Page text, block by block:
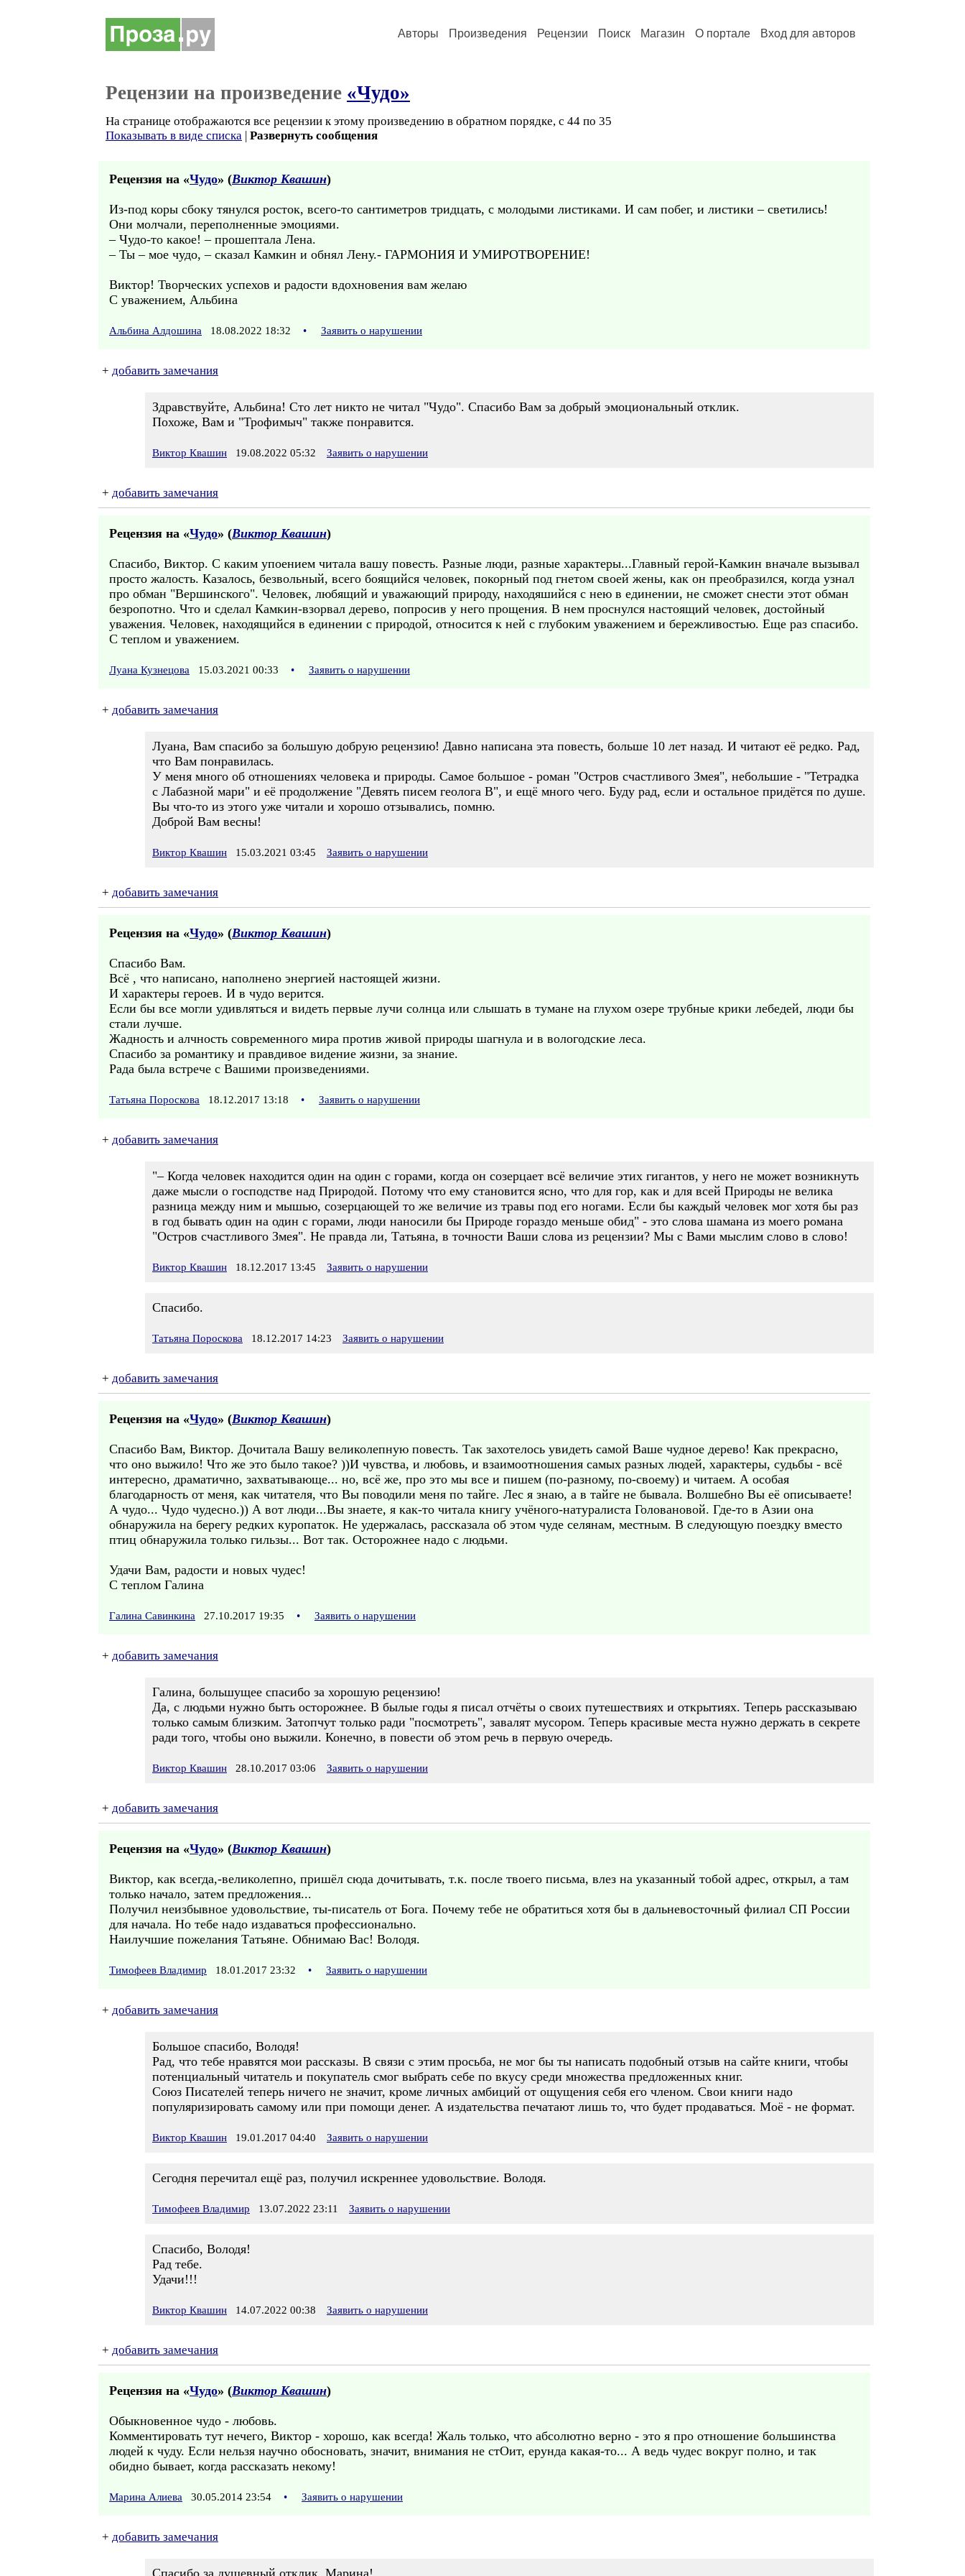
Авторы Произведения Рецензии Поиск Магазин О портале Вход для авторов
Рецензии на произведение «Чудо»
На странице отображаются все рецензии к этому произведению в обратном порядке, с 44 по 35
Показывать в виде списка | Развернуть сообщения
Рецензия на «Чудо» (Виктор Квашин)
Из-под коры сбоку тянулся росток, всего-то сантиметров тридцать, с молодыми листиками. И сам побег, и листики – светились!
Они молчали, переполненные эмоциями.
– Чудо-то какое! – прошептала Лена.
– Ты – мое чудо, – сказал Камкин и обнял Лену.- ГАРМОНИЯ И УМИРОТВОРЕНИЕ!
Виктор! Творческих успехов и радости вдохновения вам желаю
С уважением, Альбина
Альбина Алдошина 18.08.2022 18:32 • Заявить о нарушении
+ добавить замечания
Здравствуйте, Альбина! Сто лет никто не читал "Чудо". Спасибо Вам за добрый эмоциональный отклик.
Похоже, Вам и "Трофимыч" также понравится.
Виктор Квашин 19.08.2022 05:32 Заявить о нарушении
+ добавить замечания
Рецензия на «Чудо» (Виктор Квашин)
Спасибо, Виктор. С каким упоением читала вашу повесть. Разные люди, разные характеры...Главный герой-Камкин вначале вызывал
просто жалость. Казалось, безвольный, всего боящийся человек, покорный под гнетом своей жены, как он преобразился, когда узнал
про обман "Вершинского". Человек, любящий и уважающий природу, находяшийся с нею в единении, не сможет снести этот обман
безропотно. Что и сделал Камкин-взорвал дерево, попросив у него прощения. В нем проснулся настоящий человек, достойный
уважения. Человек, находящийся в единении с природой, относится к ней с глубоким уважением и бережливостью. Еще раз спасибо.
С теплом и уважением.
Луана Кузнецова 15.03.2021 00:33 • Заявить о нарушении
+ добавить замечания
Луана, Вам спасибо за большую добрую рецензию! Давно написана эта повесть, больше 10 лет назад. И читают её редко. Рад,
что Вам понравилась.
У меня много об отношениях человека и природы. Самое большое - роман "Остров счастливого Змея", небольшие - "Тетрадка
с Лабазной мари" и её продолжение "Девять писем геолога В", и ещё много чего. Буду рад, если и остальное придётся по душе.
Вы что-то из этого уже читали и хорошо отзывались, помню.
Доброй Вам весны!
Виктор Квашин 15.03.2021 03:45 Заявить о нарушении
+ добавить замечания
Рецензия на «Чудо» (Виктор Квашин)
Спасибо Вам.
Всё , что написано, наполнено энергией настоящей жизни.
И характеры героев. И в чудо верится.
Если бы все могли удивляться и видеть первые лучи солнца или слышать в тумане на глухом озере трубные крики лебедей, люди бы
стали лучше.
Жадность и алчность современного мира против живой природы шагнула и в вологодские леса.
Спасибо за романтику и правдивое видение жизни, за знание.
Рада была встрече с Вашими произведениями.
Татьяна Пороскова 18.12.2017 13:18 • Заявить о нарушении
+ добавить замечания
"– Когда человек находится один на один с горами, когда он созерцает всё величие этих гигантов, у него не может возникнуть
даже мысли о господстве над Природой. Потому что ему становится ясно, что для гор, как и для всей Природы не велика
разница между ним и мышью, созерцающей то же величие из травы под его ногами. Если бы каждый человек мог хотя бы раз
в год бывать один на один с горами, люди наносили бы Природе гораздо меньше обид" - это слова шамана из моего романа
"Остров счастливого Змея". Не правда ли, Татьяна, в точности Ваши слова из рецензии? Мы с Вами мыслим слово в слово!
Виктор Квашин 18.12.2017 13:45 Заявить о нарушении
Спасибо.
Татьяна Пороскова 18.12.2017 14:23 Заявить о нарушении
+ добавить замечания
Рецензия на «Чудо» (Виктор Квашин)
Спасибо Вам, Виктор. Дочитала Вашу великолепную повесть. Так захотелось увидеть самой Ваше чудное дерево! Как прекрасно,
что оно выжило! Что же это было такое? ))И чувства, и любовь, и взаимоотношения самых разных людей, характеры, судьбы - всё
интересно, драматично, захватывающе... но, всё же, про это мы все и пишем (по-разному, по-своему) и читаем. А особая
благодарность от меня, как читателя, что Вы поводили меня по тайге. Лес я знаю, а в тайге не бывала. Волшебно Вы её описываете!
А чудо... Чудо чудесно.)) А вот люди...Вы знаете, я как-то читала книгу учёного-натуралиста Головановой. Где-то в Азии она
обнаружила на берегу редких куропаток. Не удержалась, рассказала об этом чуде селянам, местным. В следующую поездку вместо
птиц обнаружила только гильзы... Вот так. Осторожнее надо с людьми.
Удачи Вам, радости и новых чудес!
С теплом Галина
Галина Савинкина 27.10.2017 19:35 • Заявить о нарушении
+ добавить замечания
Галина, большущее спасибо за хорошую рецензию!
Да, с людьми нужно быть осторожнее. В былые годы я писал отчёты о своих путешествиях и открытиях. Теперь рассказываю
только самым близким. Затопчут только ради "посмотреть", завалят мусором. Теперь красивые места нужно держать в секрете
ради того, чтобы оно выжили. Конечно, в повести об этом речь в первую очередь.
Виктор Квашин 28.10.2017 03:06 Заявить о нарушении
+ добавить замечания
Рецензия на «Чудо» (Виктор Квашин)
Виктор, как всегда,-великолепно, пришёл сюда дочитывать, т.к. после твоего письма, влез на указанный тобой адрес, открыл, а там
только начало, затем предложения...
Получил неизбывное удовольствие, ты-писатель от Бога. Почему тебе не обратиться хотя бы в дальневосточный филиал СП России
для начала. Но тебе надо издаваться профессионально.
Наилучшие пожелания Татьяне. Обнимаю Вас! Володя.
Тимофеев Владимир 18.01.2017 23:32 • Заявить о нарушении
+ добавить замечания
Большое спасибо, Володя!
Рад, что тебе нравятся мои рассказы. В связи с этим просьба, не мог бы ты написать подобный отзыв на сайте книги, чтобы
потенциальный читатель и покупатель смог выбрать себе по вкусу среди множества предложенных книг.
Союз Писателей теперь ничего не значит, кроме личных амбиций от ощущения себя его членом. Свои книги надо
популяризировать самому или при помощи денег. А издательства печатают лишь то, что будет продаваться. Моё - не формат.
Виктор Квашин 19.01.2017 04:40 Заявить о нарушении
Сегодня перечитал ещё раз, получил искреннее удовольствие. Володя.
Тимофеев Владимир 13.07.2022 23:11 Заявить о нарушении
Спасибо, Володя!
Рад тебе.
Удачи!!!
Виктор Квашин 14.07.2022 00:38 Заявить о нарушении
+ добавить замечания
Рецензия на «Чудо» (Виктор Квашин)
Обыкновенное чудо - любовь.
Комментировать тут нечего, Виктор - хорошо, как всегда! Жаль только, что абсолютно верно - это я про отношение большинства
людей к чуду. Если нельзя научно обосновать, значит, внимания не стОит, ерунда какая-то... А ведь чудес вокруг полно, и так
обидно бывает, когда рассказать некому!
Марина Алиева 30.05.2014 23:54 • Заявить о нарушении
+ добавить замечания
Спасибо за душевный отклик, Марина!